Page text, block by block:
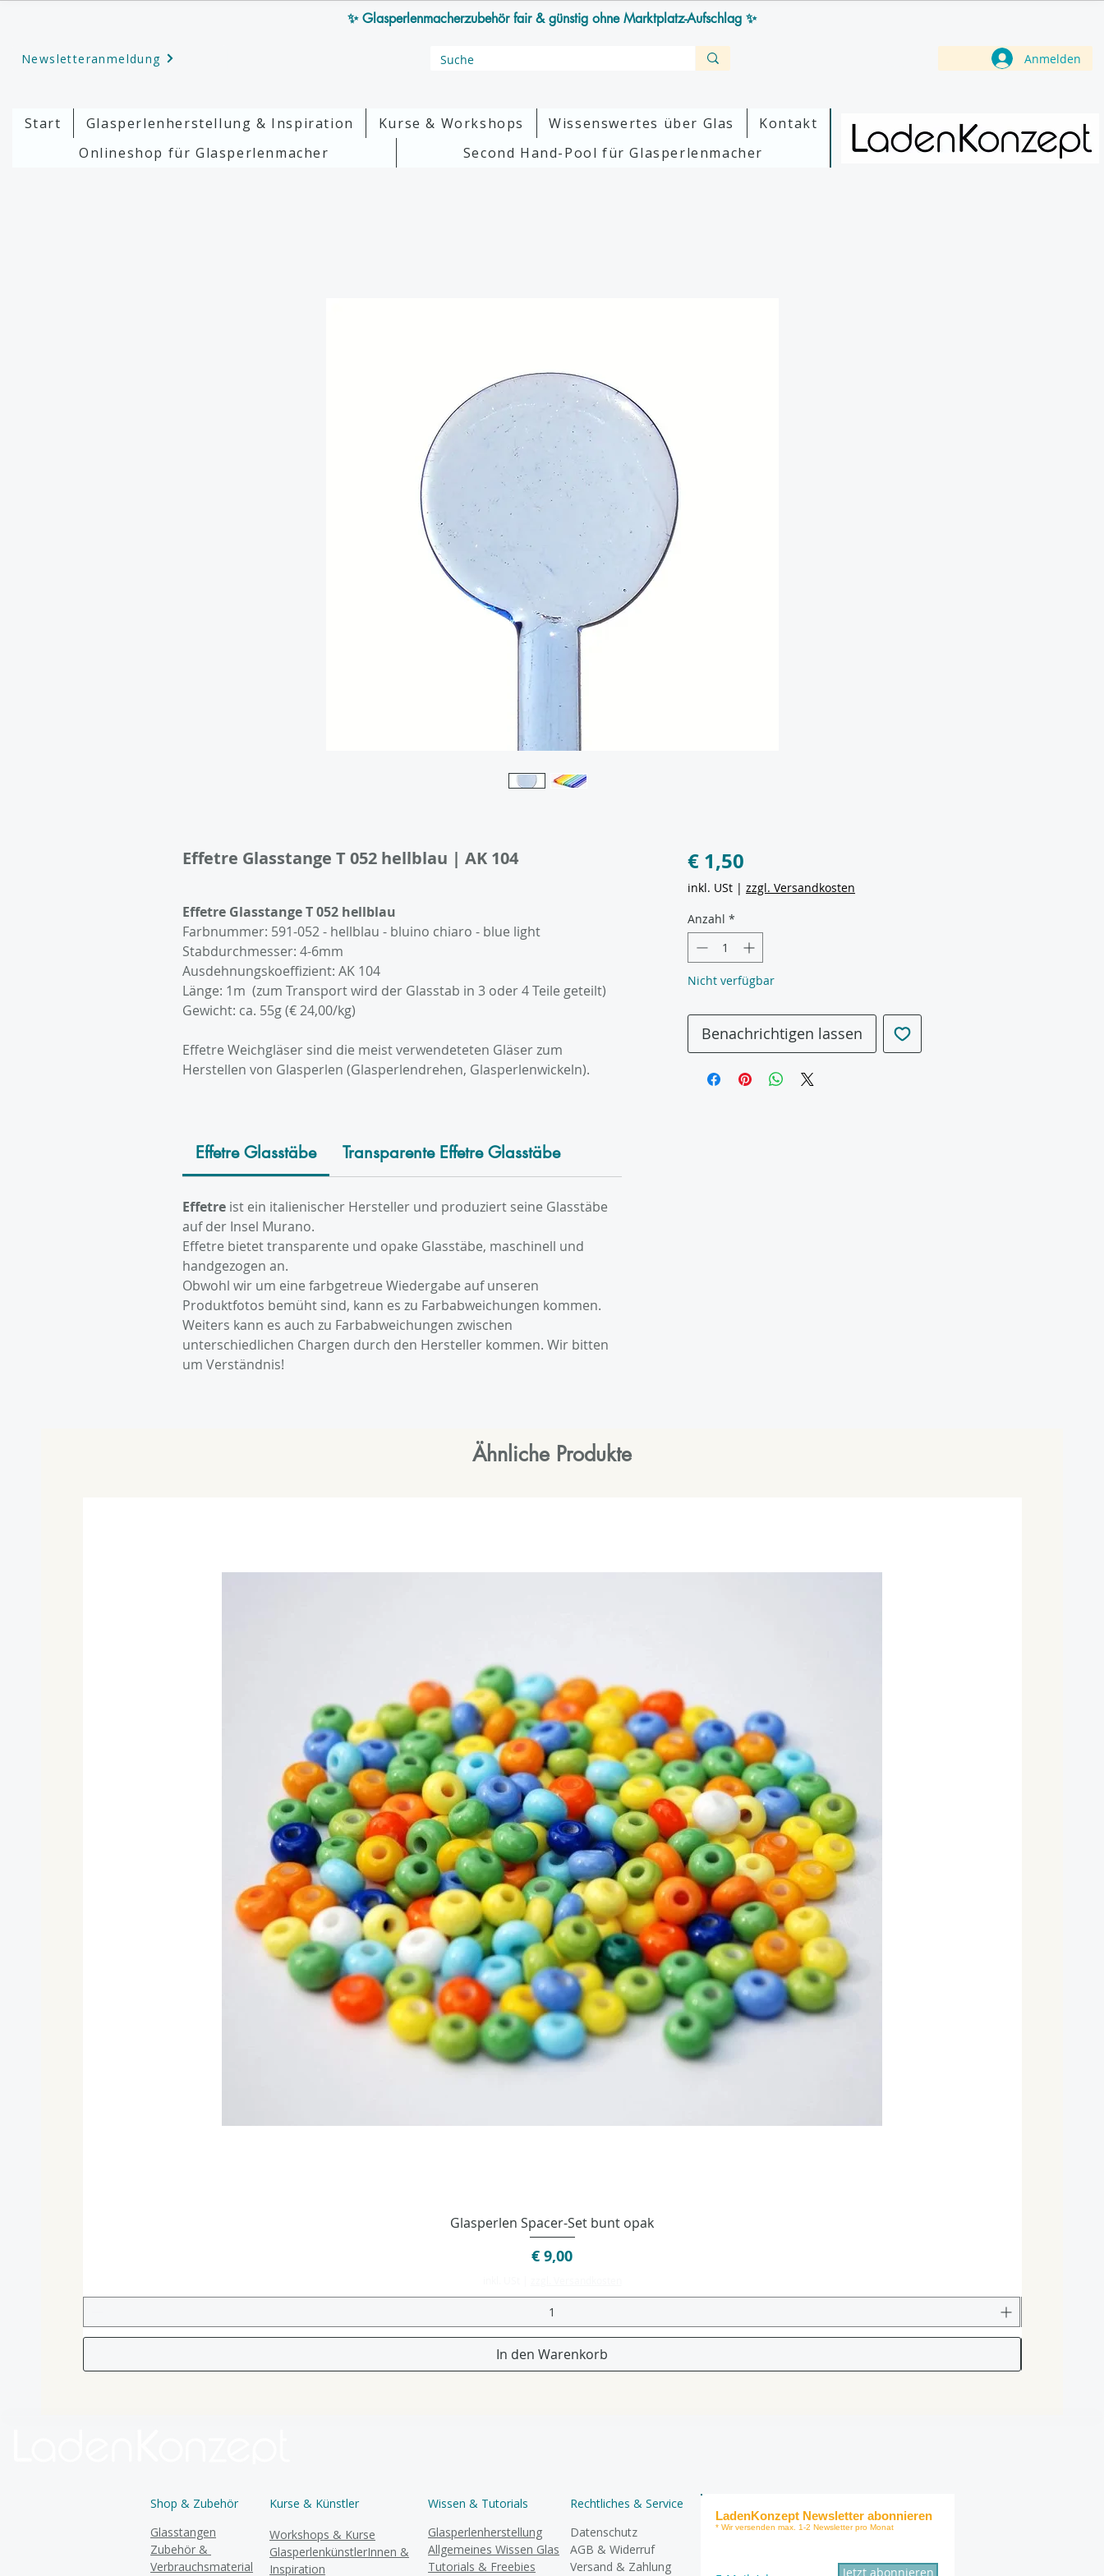
✨ Glasperlenmacherzubehör fair & günstig ohne Marktplatz-Aufschlag ✨
Anmelden
Newsletteranmeldung
Start Glasperlenherstellung & Inspiration Kurse & Workshops Wissenswertes über Glas
Kontakt
Onlineshop für Glasperlenmacher
Second Hand-Pool für Glasperlenmacher
Effetre Glasstange T 052 hellblau | AK 104
Effetre Glasstange T 052 hellblau
Farbnummer: 591-052 - hellblau - bluino chiaro - blue light
Stabdurchmesser: 4-6mm
Ausdehnungskoeffizient: AK 104
Länge: 1m (zum Transport wird der Glasstab in 3 oder 4 Teile geteilt)
Gewicht: ca. 55g (€ 24,00/kg)
Effetre Weichgläser sind die meist verwendeteten Gläser zum
Herstellen von Glasperlen (Glasperlendrehen, Glasperlenwickeln).
Effetre Glasstäbe Transparente Effetre Glasstäbe
Effetre ist ein italienischer Hersteller und produziert seine Glasstäbe
auf der Insel Murano.
Effetre bietet transparente und opake Glasstäbe, maschinell und
handgezogen an.
Obwohl wir um eine farbgetreue Wiedergabe auf unseren
Produktfotos bemüht sind, kann es zu Farbabweichungen kommen.
Weiters kann es auch zu Farbabweichungen zwischen
unterschiedlichen Chargen durch den Hersteller kommen. Wir bitten
um Verständnis!
€ 1,50
inkl. USt | zzgl. Versandkosten
Anzahl *
Nicht verfügbar
Benachrichtigen lassen
Ähnliche Produkte
Schnellansicht
Glasperlen Spacer-Set bunt opak
Preis
€ 9,00
In den Warenkorb
Shop & Zubehör
Glasstangen
Zubehör &
Verbrauchsmaterial
Kurse & Künstler
Workshops & Kurse
GlasperlenkünstlerInnen &
Inspiration
Wissen & Tutorials
Glasperlenherstellung
Allgemeines Wissen Glas
Tutorials & Freebies
Rechtliches & Service
Datenschutz
AGB & Widerruf
Versand & Zahlung
LadenKonzept Newsletter abonnieren
* Wir versenden max. 1-2 Newsletter pro Monat
Jetzt abonnieren